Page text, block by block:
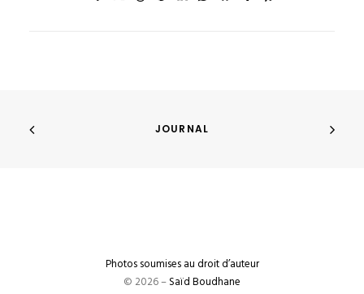
JOURNAL
Photos soumises au droit d’auteur
© 2026 –Saïd Boudhane